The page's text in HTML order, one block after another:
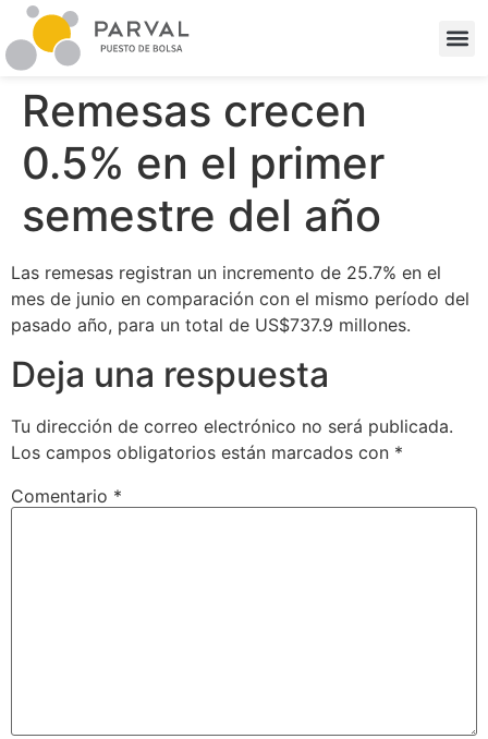
Remesas crecen
0.5% en el primer
semestre del año
Las remesas registran un incremento de 25.7% en el
mes de junio en comparación con el mismo período del
pasado año, para un total de US$737.9 millones.
Deja una respuesta
Tu dirección de correo electrónico no será publicada.
Los campos obligatorios están marcados con *
Comentario *